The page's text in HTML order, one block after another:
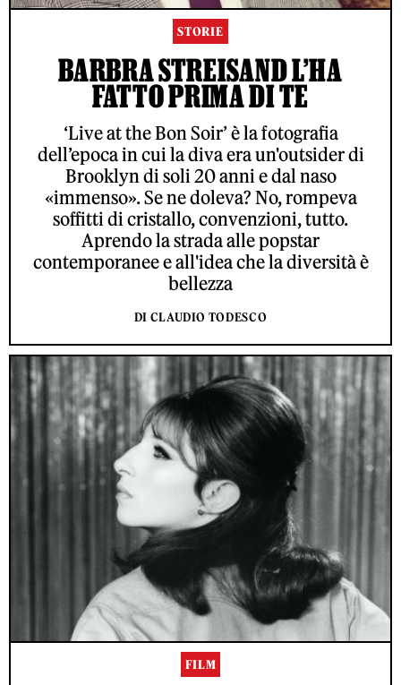
STORIE
BARBRA STREISAND L’HA
FATTO PRIMA DI TE
‘Live at the Bon Soir’ è la fotografia
dell’epoca in cui la diva era un'outsider di
Brooklyn di soli 20 anni e dal naso
«immenso». Se ne doleva? No, rompeva
soffitti di cristallo, convenzioni, tutto.
Aprendo la strada alle popstar
contemporanee e all'idea che la diversità è
bellezza
DI CLAUDIO TODESCO
FILM